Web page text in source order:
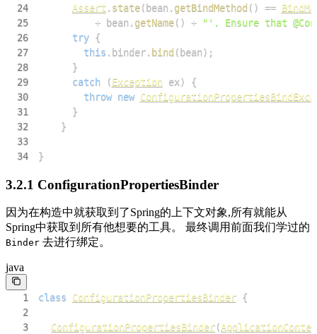
24
Assert . state( bean . getBindMethod ( ) ==
25
+ bean . getName( ) +
"'. Ensure that
26
try {
27
this . binder. bind ( bean) ;
28
}
29
catch (Exception ex)
{
30
throw new
31
}
32
}
33
34
}
3.2.1 ConfigurationPropertiesBinder
因为在构造中就获取到了Spring的上下文对象,所有就能从
Spring中获取到所有他想要的工具。 最终调用前面我们学过的
Binder 去进行绑定。
java
1 class ConfigurationPropertiesBinder {
2
3
ConfigurationPropertiesBinder(